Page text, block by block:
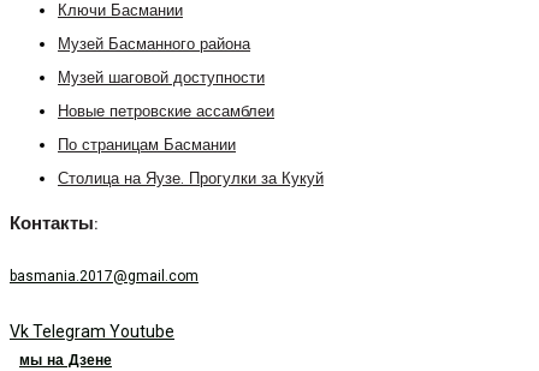
Ключи Басмании
Музей Басманного района
Музей шаговой доступности
Новые петровские ассамблеи
По страницам Басмании
Столица на Яузе. Прогулки за Кукуй
Контакты:
basmania.2017@gmail.com
VkTelegram Youtube
мы на Дзене